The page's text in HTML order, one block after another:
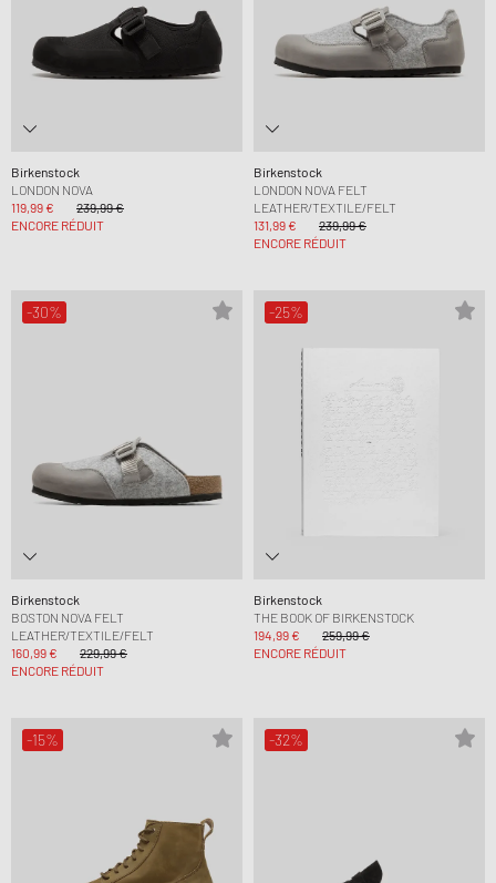
Birkenstock
LONDON NOVA
119,99 €
239,99 €
ENCORE RÉDUIT
Birkenstock
LONDON NOVA FELT
LEATHER/TEXTILE/FELT
131,99 €
239,99 €
ENCORE RÉDUIT
-30%
Birkenstock
BOSTON NOVA FELT
LEATHER/TEXTILE/FELT
160,99 €
229,99 €
ENCORE RÉDUIT
-25%
Birkenstock
THE BOOK OF BIRKENSTOCK
194,99 €
259,99 €
ENCORE RÉDUIT
-15% -32%